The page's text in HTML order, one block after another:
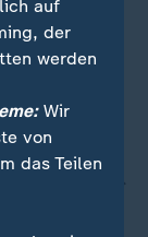
auf
der
werden
Wir
von
das Teilen